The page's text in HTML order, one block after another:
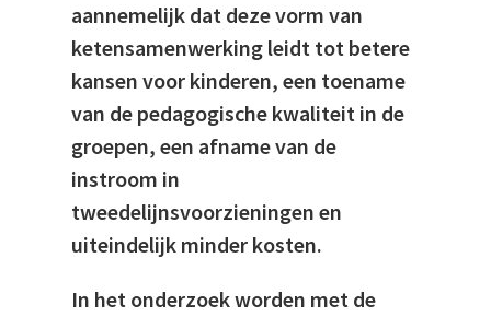
aannemelijk dat deze vorm van
ketensamenwerking leidt tot betere
kansen voor kinderen, een toename
van de pedagogische kwaliteit in de
groepen, een afname van de
instroom in
tweedelijnsvoorzieningen en
uiteindelijk minder kosten.
In het onderzoek worden met de